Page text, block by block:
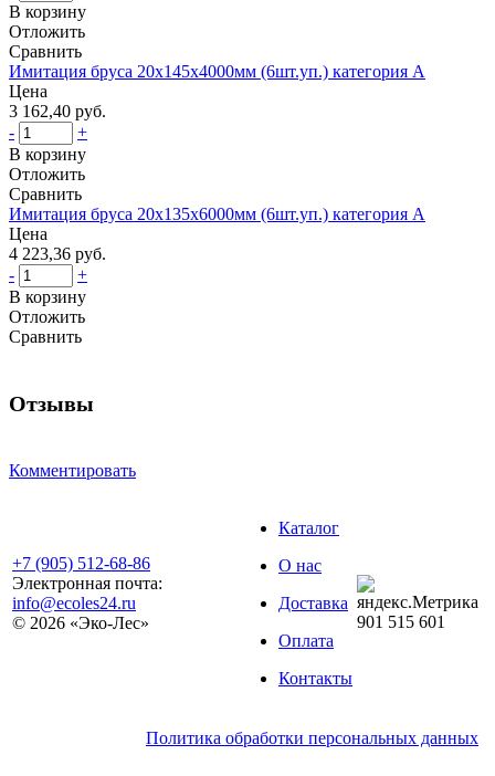
В корзину
Отложить
Сравнить
Имитация бруса 20х145х4000мм (6шт.уп.) категория А
Цена
3 162,40 руб.
-
+
В корзину
Отложить
Сравнить
Имитация бруса 20х135х6000мм (6шт.уп.) категория А
Цена
4 223,36 руб.
-
+
В корзину
Отложить
Сравнить
Отзывы
Комментировать
+7 (905) 512-68-86
Электронная почта:
info@ecoles24.ru
© 2026 «Эко-Лес»
Каталог
О нас
Доставка
Оплата
Контакты
901 515 601
Политика обработки персональных данных